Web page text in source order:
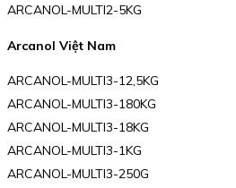
ARCANOL-MULTI2-5KG
Arcanol Việt Nam
ARCANOL-MULTI3-12,5KG
ARCANOL-MULTI3-180KG
ARCANOL-MULTI3-18KG
ARCANOL-MULTI3-1KG
ARCANOL-MULTI3-250G